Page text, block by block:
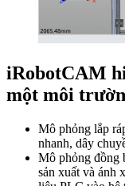
iRobotCAM
một môi
Mô phỏng lắp
nhanh, dây
Mô phỏng đồng
sản xuất và ánh